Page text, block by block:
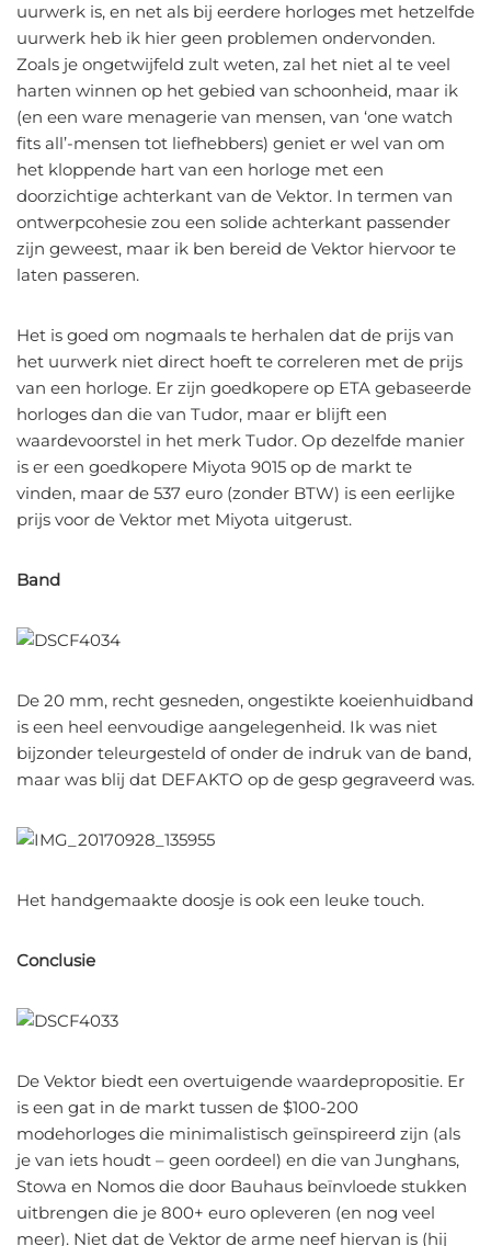
uurwerk is, en net als bij eerdere horloges met hetzelfde
uurwerk heb ik hier geen problemen ondervonden.
Zoals je ongetwijfeld zult weten, zal het niet al te veel
harten winnen op het gebied van schoonheid, maar ik
(en een ware menagerie van mensen, van ‘one watch
fits all’-mensen tot liefhebbers) geniet er wel van om
het kloppende hart van een horloge met een
doorzichtige achterkant van de Vektor. In termen van
ontwerpcohesie zou een solide achterkant passender
zijn geweest, maar ik ben bereid de Vektor hiervoor te
laten passeren.
Het is goed om nogmaals te herhalen dat de prijs van
het uurwerk niet direct hoeft te correleren met de prijs
van een horloge. Er zijn goedkopere op ETA gebaseerde
horloges dan die van Tudor, maar er blijft een
waardevoorstel in het merk Tudor. Op dezelfde manier
is er een goedkopere Miyota 9015 op de markt te
vinden, maar de 537 euro (zonder BTW) is een eerlijke
prijs voor de Vektor met Miyota uitgerust.
Band
De 20 mm, recht gesneden, ongestikte koeienhuidband
is een heel eenvoudige aangelegenheid. Ik was niet
bijzonder teleurgesteld of onder de indruk van de band,
maar was blij dat DEFAKTO op de gesp gegraveerd was.
Het handgemaakte doosje is ook een leuke touch.
Conclusie
De Vektor biedt een overtuigende waardepropositie. Er
is een gat in de markt tussen de $100-200
modehorloges die minimalistisch geïnspireerd zijn (als
je van iets houdt – geen oordeel) en die van Junghans,
Stowa en Nomos die door Bauhaus beïnvloede stukken
uitbrengen die je 800+ euro opleveren (en nog veel
meer). Niet dat de Vektor de arme neef hiervan is (hij